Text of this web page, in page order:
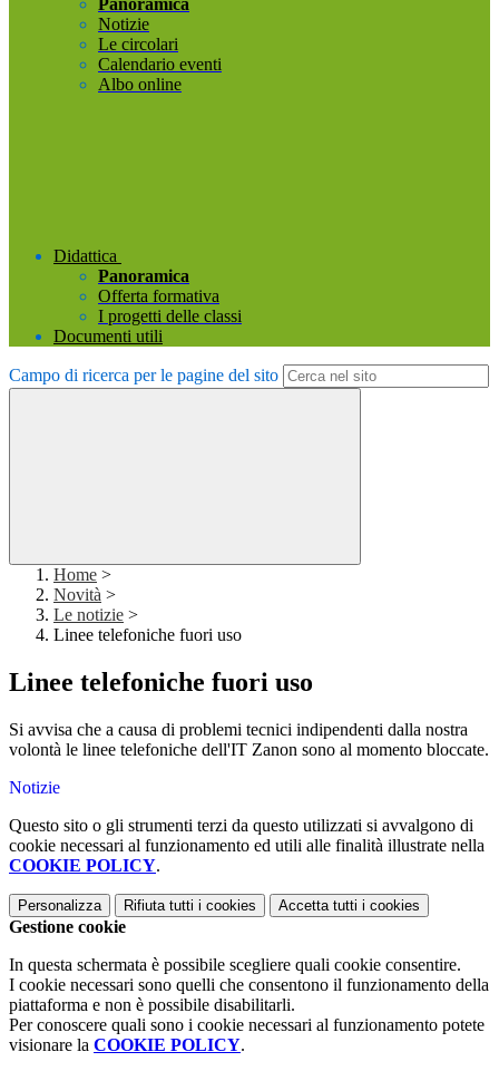
Panoramica
Notizie
Le circolari
Calendario eventi
Albo online
Didattica
Panoramica
Offerta formativa
I progetti delle classi
Documenti utili
Campo di ricerca per le pagine del sito
Home >
Novità >
Le notizie >
Linee telefoniche fuori uso
Linee telefoniche fuori uso
Si avvisa che a causa di problemi tecnici indipendenti dalla nostra
volontà le linee telefoniche dell'IT Zanon sono al momento bloccate.
Notizie
Questo sito o gli strumenti terzi da questo utilizzati si avvalgono di
cookie necessari al funzionamento ed utili alle finalità illustrate nella
COOKIE POLICY.
Personalizza Rifiuta tutti i cookies Accetta tutti i cookies
Gestione cookie
In questa schermata è possibile scegliere quali cookie consentire.
I cookie necessari sono quelli che consentono il funzionamento della
piattaforma e non è possibile disabilitarli.
Per conoscere quali sono i cookie necessari al funzionamento potete
visionare la COOKIE POLICY.